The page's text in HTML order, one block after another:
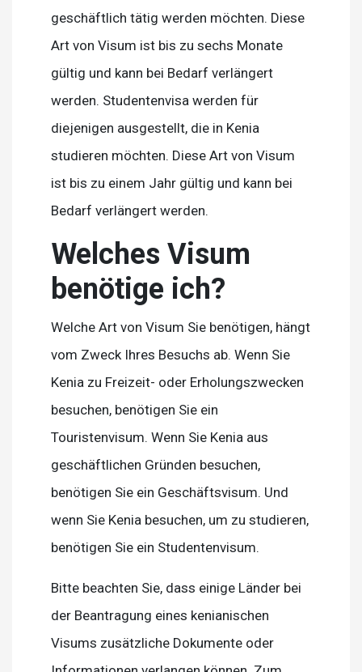
geschäftlich tätig werden möchten. Diese
Art von Visum ist bis zu sechs Monate
gültig und kann bei Bedarf verlängert
werden. Studentenvisa werden für
diejenigen ausgestellt, die in Kenia
studieren möchten. Diese Art von Visum
ist bis zu einem Jahr gültig und kann bei
Bedarf verlängert werden.
Welches Visum
benötige ich?
Welche Art von Visum Sie benötigen, hängt
vom Zweck Ihres Besuchs ab. Wenn Sie
Kenia zu Freizeit- oder Erholungszwecken
besuchen, benötigen Sie ein
Touristenvisum. Wenn Sie Kenia aus
geschäftlichen Gründen besuchen,
benötigen Sie ein Geschäftsvisum. Und
wenn Sie Kenia besuchen, um zu studieren,
benötigen Sie ein Studentenvisum.
Bitte beachten Sie, dass einige Länder bei
der Beantragung eines kenianischen
Visums zusätzliche Dokumente oder